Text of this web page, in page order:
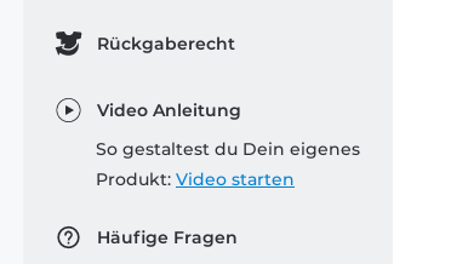
Rückgaberecht
Video Anleitung
So gestaltest du Dein eigenes
Produkt: Video starten
Häufige Fragen